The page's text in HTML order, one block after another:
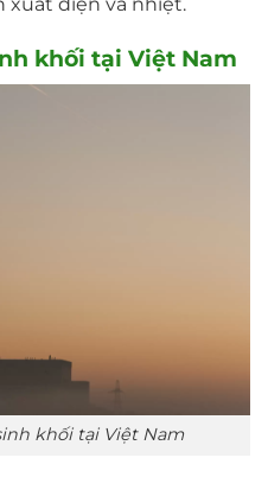
khối tại Việt Nam
khối tại Việt Nam